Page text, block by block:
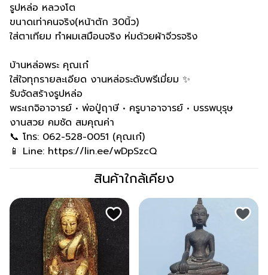
รูปหล่อ หลวงโต
ขนาดเท่าคนจริง(หน้าตัก 30นิ้ว)
ใส่ตาเทียม ทำผมเสมือนจริง ห่มด้วยผ้าจีวรจริง
บ้านหล่อพระ คุณเก๋
ใส่ใจทุกรายละเอียด งานหล่อระดับพรีเมี่ยม ✨
รับจัดสร้างรูปหล่อ
พระเกจิอาจารย์ • พ่อปู่ฤาษี • ครูบาอาจารย์ • บรรพบุรุษ
งานสวย คมชัด สมคุณค่า
📞 โทร: 062-528-0051 (คุณเก๋)
📱 Line: https://lin.ee/wDpSzcQ
สินค้าใกล้เคียง